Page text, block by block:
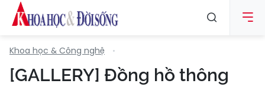
Khoa học & Công nghệ
[GALLERY] Đồng hồ thông